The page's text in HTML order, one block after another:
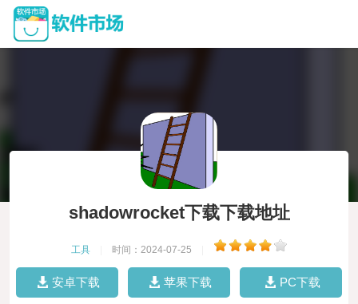
shadowrocket下载下载地址
工具 时间：2024-07-25
安卓下载 苹果下载 PC下载